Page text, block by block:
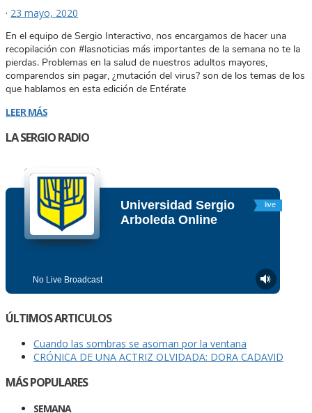
· 23 mayo, 2020
En el equipo de Sergio Interactivo, nos encargamos de hacer una
recopilación con #lasnoticias más importantes de la semana no te la
pierdas. Problemas en la salud de nuestros adultos mayores,
comparendos sin pagar, ¿mutación del virus? son de los temas de los
que hablamos en esta edición de Entérate
LEER MÁS
LA SERGIO RADIO
ÚLTIMOS ARTICULOS
Cuando las sombras se asoman por la ventana
CRÓNICA DE UNA ACTRIZ OLVIDADA: DORA CADAVID
MÁS POPULARES
SEMANA